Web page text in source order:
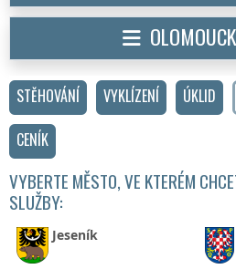
STĚHOVÁNÍ VYKLÍZENÍ ÚKLID
CENÍK
VYBERTE MĚSTO, VE KTERÉM
SLUŽBY:
Jeseník